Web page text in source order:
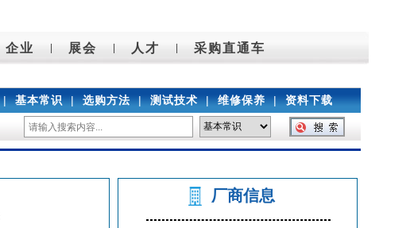
企业 展会 人才 采购直通车
| 基本常识 | 选购方法 | 测试技术 | 维修保养 | 资料下载
厂商信息